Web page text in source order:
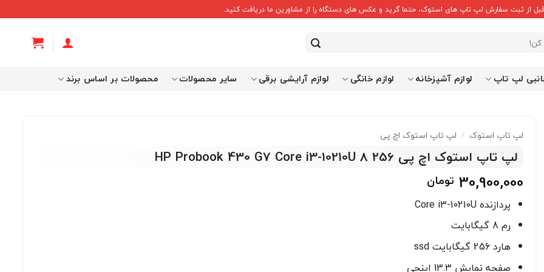
از ثبت سفارش لپ تاپ های استوک، حتما گرید و عکس های دستگاه را از مشاورین ما دریافت کنید.
لپ تاپ لوازم آشپزخانه لوازم خانگی لوازم آرایشی برقی سایر محصولات محصولات بر اساس برند
لپ تاپ استوک / لپ تاپ استوک اچ پی
لپ تاپ استوک اچ پی HP Probook 430 G7 Core i3-10210U 8 256
30,900,000 تومان
پردازنده Core i3-10210U
رم 8 گیگابایت
هارد 256 گیگابایت ssd
صفحه نمایش 13.3 اینچی